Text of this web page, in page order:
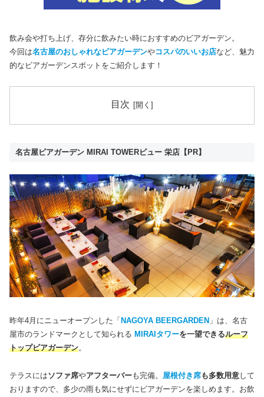
飲み会や打ち上げ、存分に飲みたい時におすすめのビアガーデン。
今回は名古屋のおしゃれなビアガーデンやコスパのいいお店など、魅力
的なビアガーデンスポットをご紹介します！
目次
名古屋ビアガーデン MIRAI TOWERビュー 栄店【PR】
昨年4月にニューオープンした「 NAGOYA BEERGARDEN 」は、名古
屋市のランドマークとして知られる MIRAIタワーを一望できるルーフ
トップビアガーデン。
テラスにはソファ席やアフターバーも完備。 屋根付き席も多数用意して
おりますので、多少の雨も気にせずにビアガーデンを楽しめます。お飲